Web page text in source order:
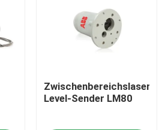
Zwischenbereichslaser-
Level-Sender LM80